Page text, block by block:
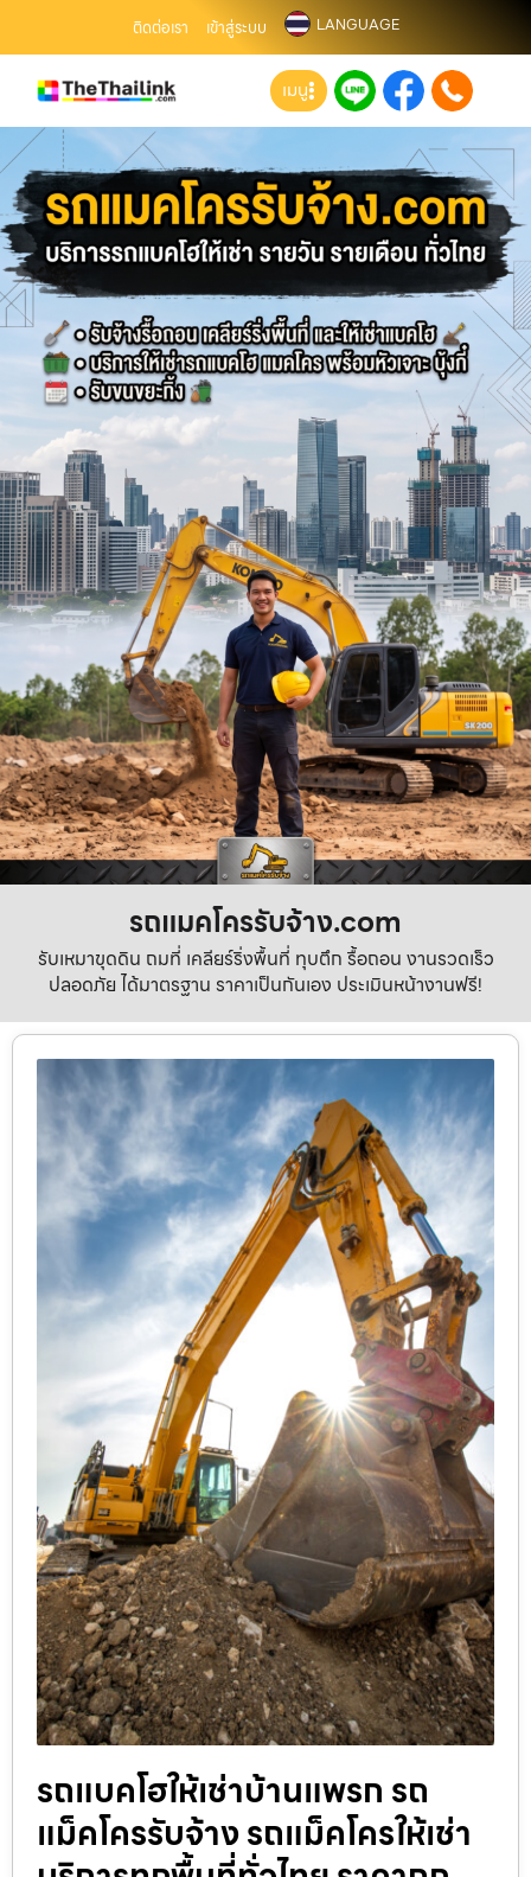
ติดต่อเรา เข้าสู่ระบบ LANGUAGE
เมนู
รถแมคโครรับจ้าง.com
รับเหมาขุดดิน ถมที่ เคลียร์ริ่งพื้นที่ ทุบตึก รื้อถอน งานรวดเร็ว
ปลอดภัย ได้มาตรฐาน ราคาเป็นกันเอง ประเมินหน้างานฟรี!
รถแบคโฮให้เช่าบ้านแพรก รถ
แม็คโครรับจ้าง รถแม็คโครให้เช่า